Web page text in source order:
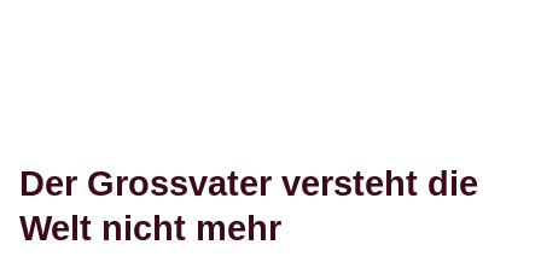
Der Grossvater versteht die
Welt nicht mehr